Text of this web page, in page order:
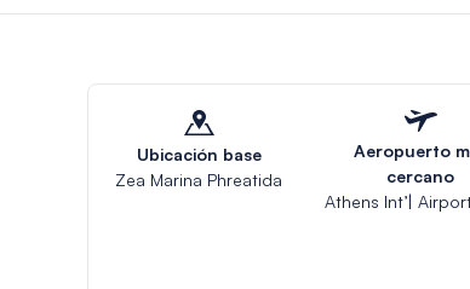
Ubicación base
Zea Marina Phreatida
Aeropuerto
cercano
Athens Int’|